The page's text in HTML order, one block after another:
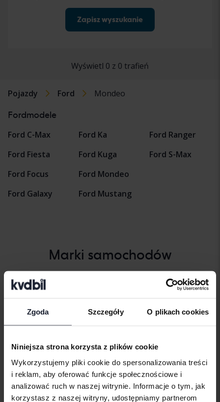
Zgoda Szczegóły O plikach cookies
Niniejsza strona korzysta z plików cookie
Wykorzystujemy pliki cookie do spersonalizowania treści
i reklam, aby oferować funkcje społecznościowe i
analizować ruch w naszej witrynie. Informacje o tym, jak
korzystasz z naszej witryny, udostępniamy partnerom
Zapisz wyszukanie
Wyświetl 0 z 0 trafień
Pojazdy Ford Mondeo
Fordmodele
Ford C-Max
Ford Fiesta
Ford Focus
Ford Galaxy
Ford Ka
Ford Kuga
Ford Mondeo
Ford Mustang
Ford Ranger
Ford S-Max
Marki samochodów
Alfa Romeo
Audi
BYD
Cadillac
Jaguar
Land Rover
Lexus
Peugeot
Saab
SEAT